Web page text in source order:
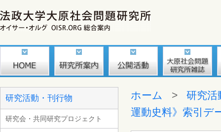
研究活動・刊行物
研究会・共同研究プロジェクト
ホーム > 研究活
運動史料》索引デ